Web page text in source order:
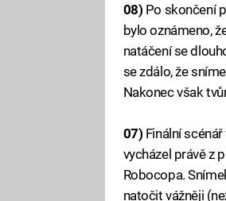
08) Po skončení
bylo oznámeno,
natáčení se
se zdálo, že
Nakonec však
07) Finální
vycházel právě z
Robocopa.
natočit vážněji